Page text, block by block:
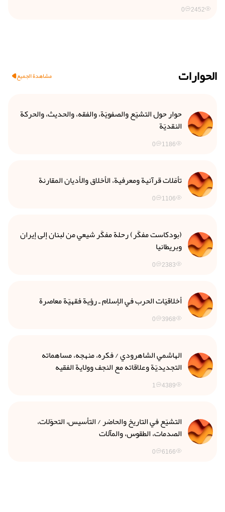
2452
0
الحوارات مشاهدة الجميع
حوار حول التشيّع والصفويّة، والفقه، والحديث، والحركة
النقديّة
1186
0
تأمّلات قرآنية ومعرفية، الأخلاق والأديان المقارنة
1106
0
(بودكاست مفكّر) رحلة مفكّر شيعي من لبنان إلى إيران
وبريطانيا
2383
0
أخلاقيّات الحرب في الإسلام ـ رؤية فقهيّة معاصرة
3968
0
الهاشمي الشاهرودي / فكره، منهجه، مساهماته
التجديديّة وعلاقاته مع النجف وولاية الفقيه
4389
1
التشيّع في التاريخ والحاضر / التأسيس، التحوّلات،
الصدمات، الطقوس، والمآلات
6166
0